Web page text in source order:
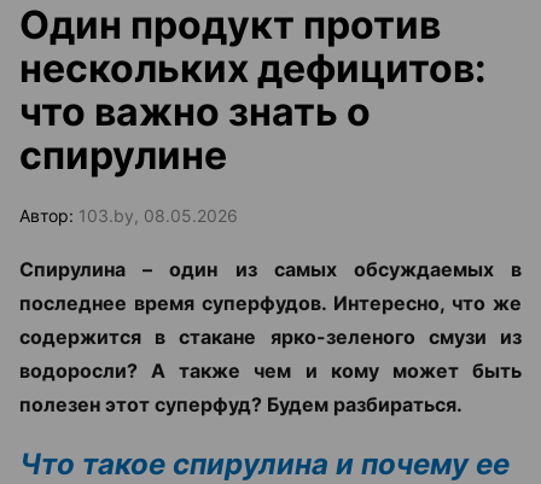
Один продукт против
нескольких дефицитов:
что важно знать о
спирулине
Автор: 103.by, 08.05.2026
Cпирулина – один из самых обсуждаемых в
последнее время суперфудов. Интересно, что же
содержится в стакане ярко-зеленого смузи из
водоросли? А также чем и кому может быть
полезен этот суперфуд? Будем разбираться.
Что такое спирулина и почему ее